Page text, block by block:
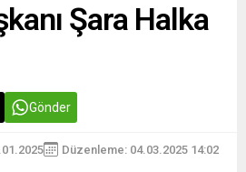
Şara Halka
Gönder
Düzenleme: 04.03.2025 14:02